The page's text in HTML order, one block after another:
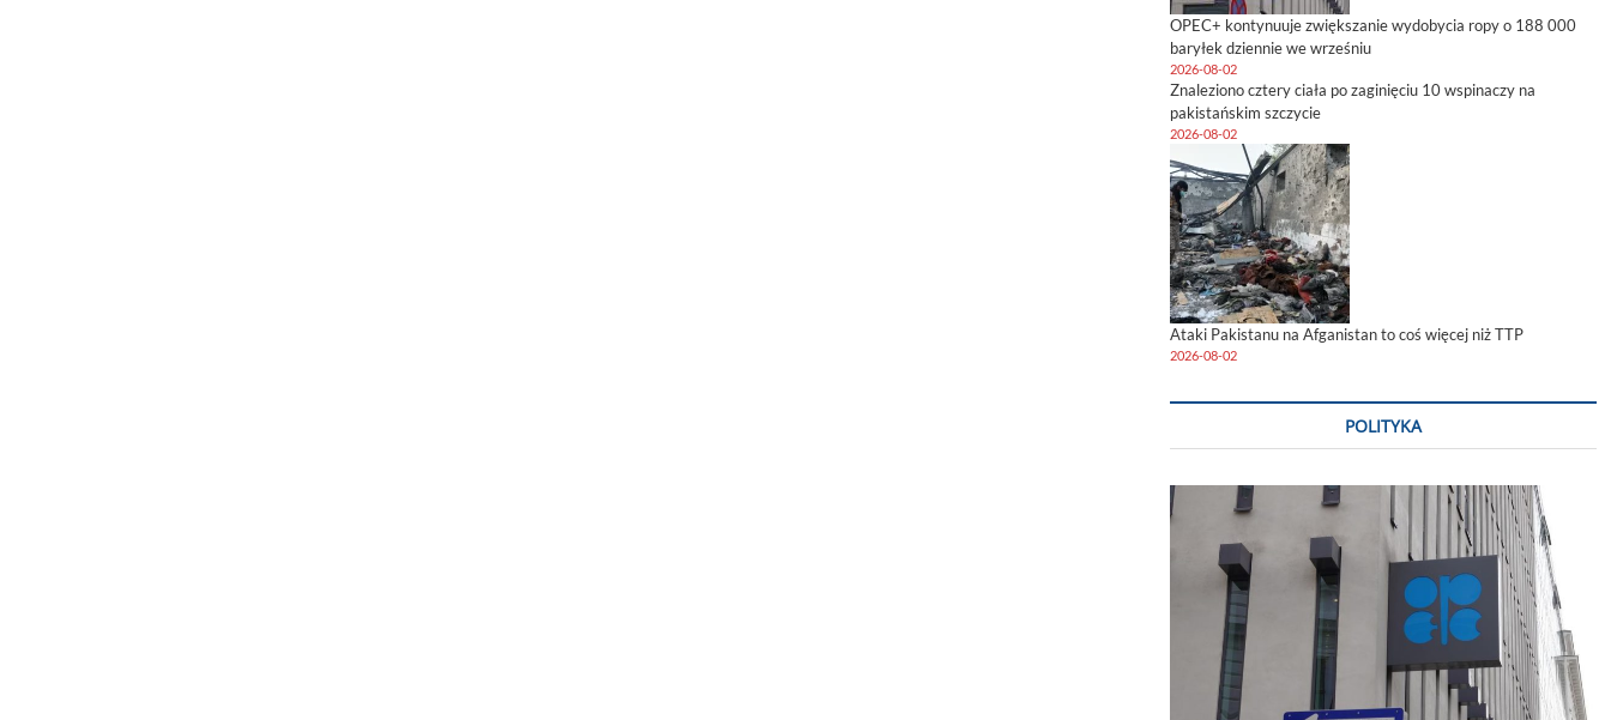
OPEC+ kontynuuje zwiększanie wydobycia ropy o 188 000
baryłek dziennie we wrześniu
2026-08-02
Znaleziono cztery ciała po zaginięciu 10 wspinaczy na
pakistańskim szczycie
2026-08-02
Ataki Pakistanu na Afganistan to coś więcej niż TTP
2026-08-02
POLITYKA